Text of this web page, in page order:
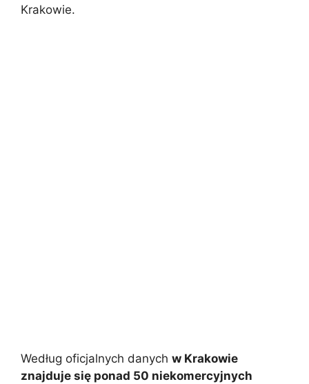
Krakowie.
Według oficjalnych danych w Krakowie
znajduje się ponad 50 niekomercyjnych